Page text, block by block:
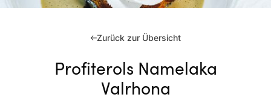
Zurück zur Übersicht
Profiterols Namelaka
Valrhona